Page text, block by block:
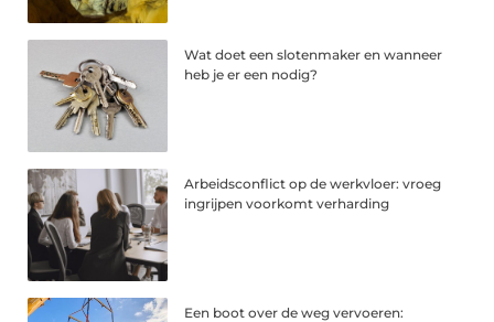
Wat doet een slotenmaker en wanneer
heb je er een nodig?
Arbeidsconflict op de werkvloer: vroeg
ingrijpen voorkomt verharding
Een boot over de weg vervoeren: